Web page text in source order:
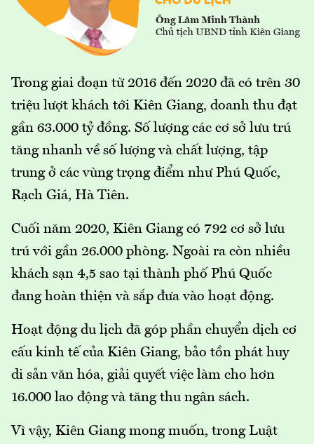
Trong giai đoạn từ 2016 đến 2020 đã có trên 30
triệu lượt khách tới Kiên Giang, doanh thu đạt
gần 63.000 tỷ đồng. Số lượng các cơ sở lưu trú
tăng nhanh về số lượng và chất lượng, tập
trung ở các vùng trọng điểm như Phú Quốc,
Rạch Giá, Hà Tiên.
Cuối năm 2020, Kiên Giang có 792 cơ sở lưu
trú với gần 26.000 phòng. Ngoài ra còn nhiều
khách sạn 4,5 sao tại thành phố Phú Quốc
đang hoàn thiện và sắp đưa vào hoạt động.
Hoạt động du lịch đã góp phần chuyển dịch cơ
cấu kinh tế của Kiên Giang, bảo tồn phát huy
di sản văn hóa, giải quyết việc làm cho hơn
16.000 lao động và tăng thu ngân sách.
Vì vậy, Kiên Giang mong muốn, trong Luật